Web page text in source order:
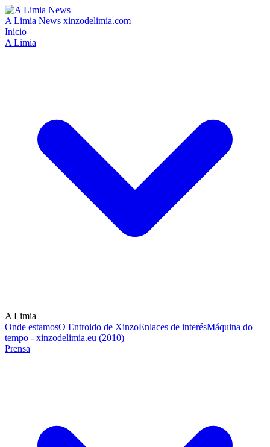
A Limia News xinzodelimia.com
Inicio
A Limia
A Limia
Onde estamosO Entroido de XinzoEnlaces de interésMáquina do
tempo - xinzodelimia.eu (2010)
Prensa